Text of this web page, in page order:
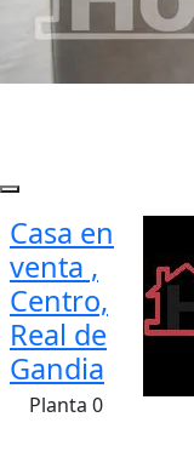
Casa en
venta ,
Centro,
Real de
Gandia
Planta 0